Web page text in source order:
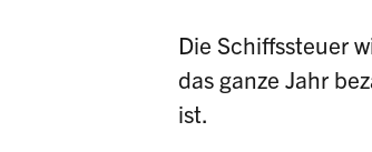
Die Schiffssteuer
das ganze Jahr
ist.